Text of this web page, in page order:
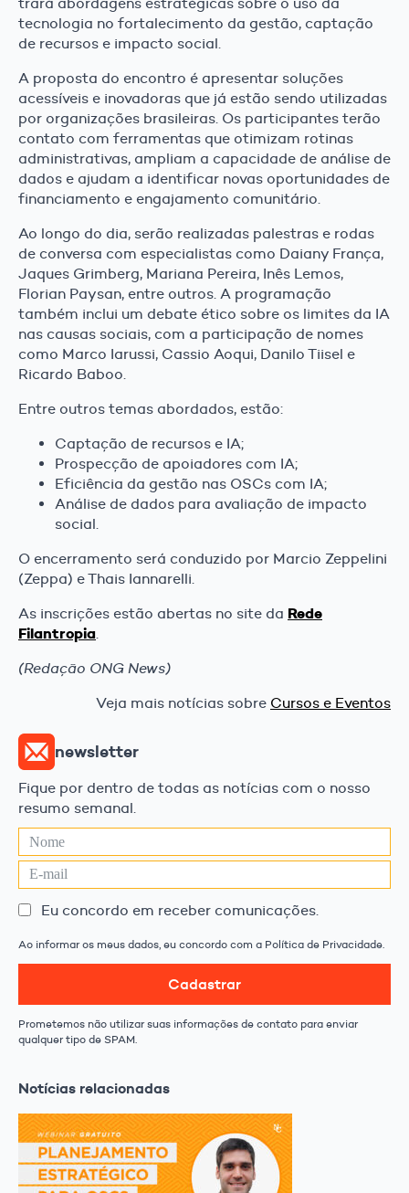
tecnologia no fortalecimento da gestão, captação
de recursos e impacto social.
A proposta do encontro é apresentar soluções
acessíveis e inovadoras que já estão sendo utilizadas
por organizações brasileiras. Os participantes terão
contato com ferramentas que otimizam rotinas
administrativas, ampliam a capacidade de análise de
dados e ajudam a identificar novas oportunidades de
financiamento e engajamento comunitário.
Ao longo do dia, serão realizadas palestras e rodas
de conversa com especialistas como Daiany França,
Jaques Grimberg, Mariana Pereira, Inês Lemos,
Florian Paysan, entre outros. A programação
também inclui um debate ético sobre os limites da IA
nas causas sociais, com a participação de nomes
como Marco Iarussi, Cassio Aoqui, Danilo Tiisel e
Ricardo Baboo.
Entre outros temas abordados, estão:
Captação de recursos e IA;
Prospecção de apoiadores com IA;
Eficiência da gestão nas OSCs com IA;
Análise de dados para avaliação de impacto
social.
O encerramento será conduzido por Marcio Zeppelini
(Zeppa) e Thais Iannarelli.
As inscrições estão abertas no site da Rede
Filantropia.
(Redação ONG News)
Veja mais notícias sobre Cursos e Eventos
newsletter
Fique por dentro de todas as notícias com o nosso
resumo semanal.
Eu concordo em receber comunicações.
Ao informar os meus dados, eu concordo com a Política de Privacidade.
Cadastrar
Prometemos não utilizar suas informações de contato para enviar
qualquer tipo de SPAM.
Notícias relacionadas